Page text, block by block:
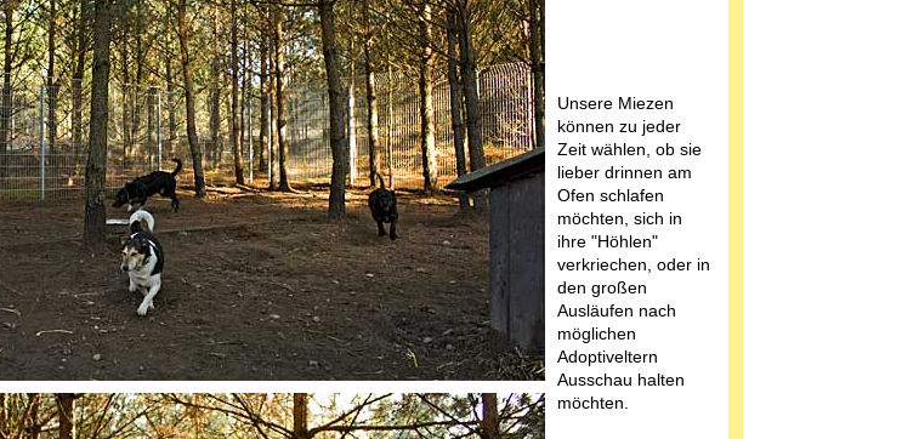
Unsere Miezen
können zu jeder
Zeit wählen, ob sie
lieber drinnen am
Ofen schlafen
möchten, sich in
ihre "Höhlen"
verkriechen, oder in
den großen
Ausläufen nach
möglichen
Adoptiveltern
Ausschau halten
möchten.